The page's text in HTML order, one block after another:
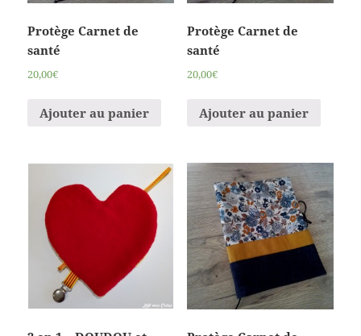
Protège Carnet de
santé
20,00€
Ajouter au panier
Protège Carnet de
santé
20,00€
Ajouter au panier